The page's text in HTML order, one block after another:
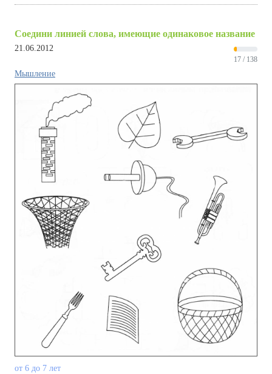
Соедини линией слова, имеющие одинаковое название
21.06.2012
17 / 138
Мышление
от 6 до 7 лет